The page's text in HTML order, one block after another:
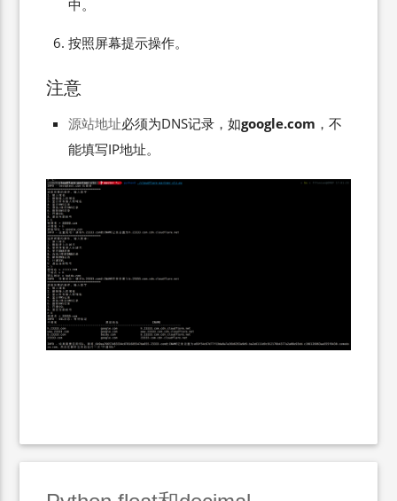
中。
按照屏幕提示操作。
注意
源站地址必须为DNS记录，如google.com ，不
能填写IP地址。